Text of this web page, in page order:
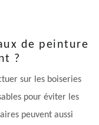
de peinture
?
sur les boiseries
pour éviter les
peuvent aussi